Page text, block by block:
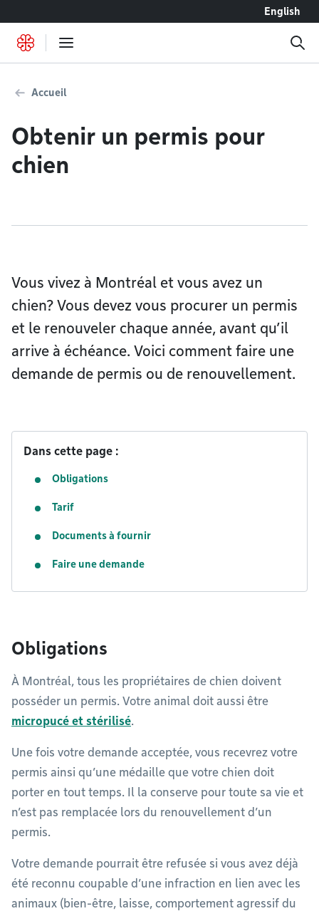
English
Accueil
Obtenir un permis pour
chien
Vous vivez à Montréal et vous avez un
chien? Vous devez vous procurer un permis
et le renouveler chaque année, avant qu’il
arrive à échéance. Voici comment faire une
demande de permis ou de renouvellement.
Dans cette page :
Obligations
Tarif
Documents à fournir
Faire une demande
Obligations
À Montréal, tous les propriétaires de chien doivent
posséder un permis. Votre animal doit aussi être
micropucé et stérilisé.
Une fois votre demande acceptée, vous recevrez votre
permis ainsi qu’une médaille que votre chien doit
porter en tout temps. Il la conserve pour toute sa vie et
n’est pas remplacée lors du renouvellement d’un
permis.
Votre demande pourrait être refusée si vous avez déjà
été reconnu coupable d’une infraction en lien avec les
animaux (bien-être, laisse, comportement agressif du